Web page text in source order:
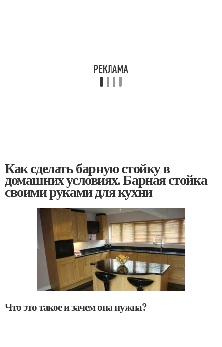
Как сделать барную стойку в
домашних условиях. Барная стойка
своими руками для кухни
Что это такое и зачем она нужна?